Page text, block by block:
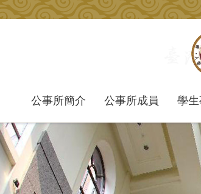
公事所簡介 公事所成員 學